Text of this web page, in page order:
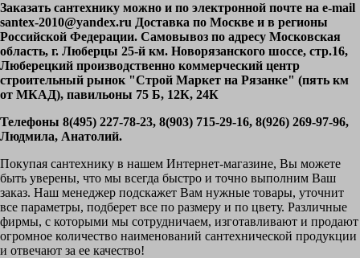
Заказать сантехнику можно и по электронной почте на e-mail
santex-2010@yandex.ru Доставка по Москве и в регионы
Российской Федерации. Самовывоз по адресу Московская
область, г. Люберцы 25-й км. Новорязанского шоссе, стр.16,
Люберецкий производственно коммерческий центр
строительный рынок "Строй Маркет на Рязанке" (пять км
от МКАД), павильоны 75 Б, 12К, 24К
Телефоны 8(495) 227-78-23, 8(903) 715-29-16, 8(926) 269-97-96,
Людмила, Анатолий.
Покупая сантехнику в нашем Интернет-магазине, Вы можете
быть уверены, что мы всегда быстро и точно выполним Ваш
заказ. Наш менеджер подскажет Вам нужные товары, уточнит
все параметры, подберет все по размеру и по цвету. Различные
фирмы, с которыми мы сотрудничаем, изготавливают и продают
огромное количество наименований сантехнической продукции
и отвечают за ее качество!